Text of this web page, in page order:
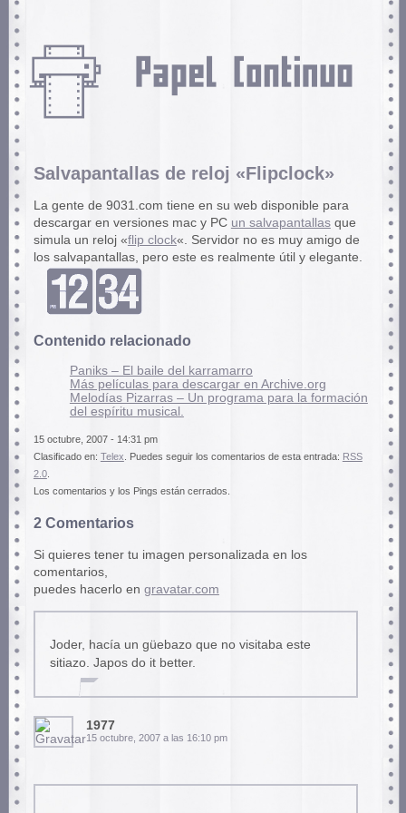
Salvapantallas de reloj «Flipclock»
La gente de 9031.com tiene en su web disponible para
descargar en versiones mac y PC un salvapantallasque
simula un reloj «flip clock«. Servidor no es muy amigo de
los salvapantallas, pero este es realmente útil y elegante.
Contenido relacionado
Paniks – El baile del karramarro
Más películas para descargar en Archive.org
Melodías Pizarras – Un programa para la formación
del espíritu musical.
15 octubre, 2007 - 14:31 pm
Clasificado en: Telex . Puedes seguir los comentarios de esta entrada: RSS
2.0.
Los comentarios y los Pings están cerrados.
2 Comentarios
Si quieres tener tu imagen personalizada en los
comentarios,
puedes hacerlo en gravatar.com
Joder, hacía un güebazo que no visitaba este
sitiazo. Japos do it better.
1977
15 octubre, 2007 a las 16:10 pm